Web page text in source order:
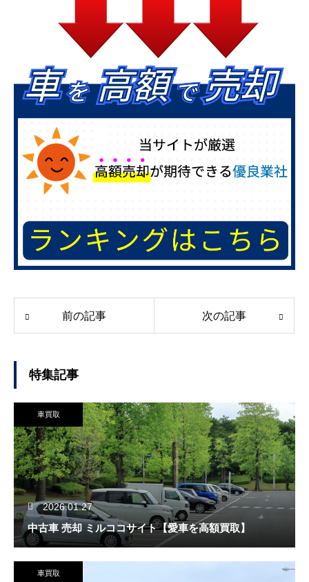
前の記事 次の記事
特集記事
車買取
2026.01.27
中古車 売却 ミルココサイト【愛車を高額買取】
車買取